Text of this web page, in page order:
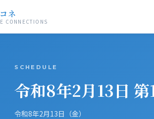
ネ
CONNECTIONS
SCHEDULE
令和8年2月13日
令和8年2月13日（金）